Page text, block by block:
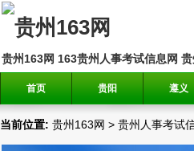
贵州163网 163贵州人事考试信息网
首页 贵阳 遵义
当前位置: 贵州163网 > 贵州人事考试